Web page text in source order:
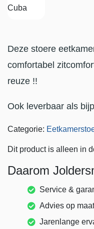
Deze stoere
comfortabel
reuze !!
Ook leverbaar als
Categorie:
Dit product is alleen in
Daarom
Service &
Advies op maat
Jarenlange